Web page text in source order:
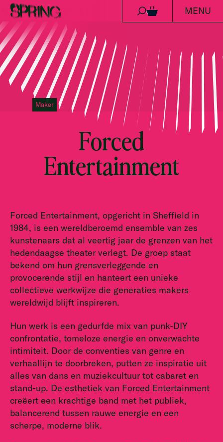
Ga naar de inhoud
0 MENU
Maker
Forced
Entertainment
Forced Entertainment, opgericht in Sheffield in
1984, is een wereldberoemd ensemble van zes
kunstenaars dat al veertig jaar de grenzen van het
hedendaagse theater verlegt. De groep staat
bekend om hun grensverleggende en
provocerende stijl en hanteert een unieke
collectieve werkwijze die generaties makers
wereldwijd blijft inspireren.
Hun werk is een gedurfde mix van punk-DIY
confrontatie, tomeloze energie en onverwachte
intimiteit. Door de conventies van genre en
verhaallijn te doorbreken, putten ze inspiratie uit
alles van dans en muziekcultuur tot cabaret en
stand-up. De esthetiek van Forced Entertainment
creëert een krachtige band met het publiek,
balancerend tussen rauwe energie en een
scherpe, moderne blik.